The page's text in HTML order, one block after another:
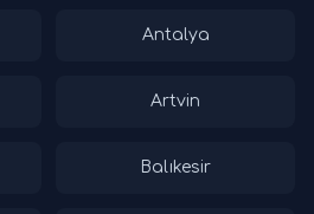
Antalya
Artvin
Balıkesir